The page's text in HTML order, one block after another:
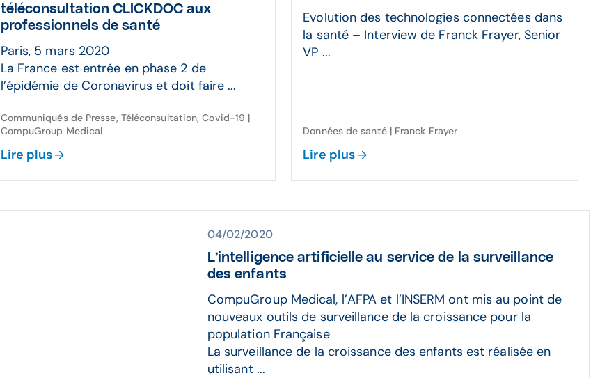
téléconsultation CLICKDOC aux
professionnels de santé
Paris, 5 mars 2020
La France est entrée en phase 2 de
l’épidémie de Coronavirus et doit faire ...
Communiqués de Presse, Téléconsultation, Covid-19 |
CompuGroup Medical
Lire plus
Evolution des technologies connectées dans
la santé – Interview de Franck Frayer, Senior
VP ...
Données de santé | Franck Frayer
Lire plus
04/02/2020
L’intelligence artiﬁcielle au service de la surveillance
des enfants
CompuGroup Medical, l’AFPA et l’INSERM ont mis au point de
nouveaux outils de surveillance de la croissance pour la
population Française
La surveillance de la croissance des enfants est réalisée en
utilisant ...